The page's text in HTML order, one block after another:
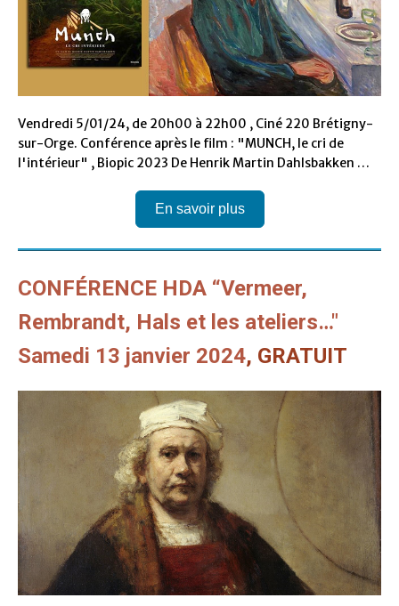
Vendredi 5/01/24, de 20h00 à 22h00 , Ciné 220 Brétigny-
sur-Orge. Conférence après le film : "MUNCH, le cri de
l'intérieur" , Biopic 2023 De Henrik Martin Dahlsbakken …
En savoir plus
CONFÉRENCE HDA “Vermeer,
Rembrandt, Hals et les ateliers…"
Samedi 13 janvier 2024, GRATUIT